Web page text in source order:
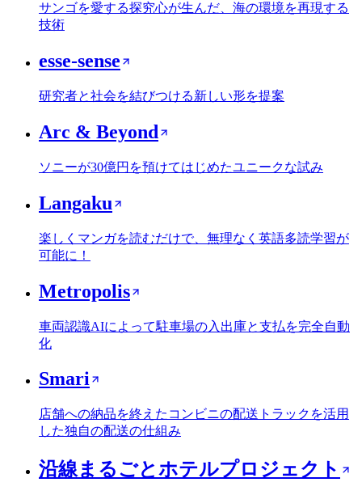
サンゴを愛する探究心が生んだ、海の環境を再現する
技術
esse-sense
研究者と社会を結びつける新しい形を提案
Arc & Beyond
ソニーが30億円を預けてはじめたユニークな試み
Langaku
楽しくマンガを読むだけで、無理なく英語多読学習が
可能に！
Metropolis
車両認識AIによって駐車場の入出庫と支払を完全自動
化
Smari
店舗への納品を終えたコンビニの配送トラックを活用
した独自の配送の仕組み
沿線まるごとホテルプロジェクト